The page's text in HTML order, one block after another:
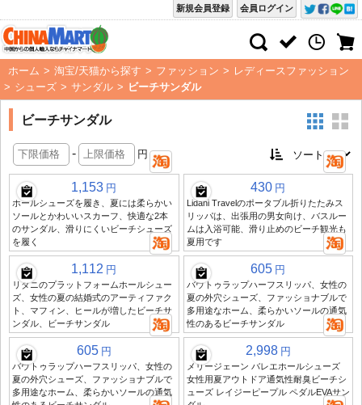
会員ログイン
新規会員登録
ホーム > 淘宝/天猫から探す > ファッション > レディースファッション
> シューズ > サンダル > ビーチサンダル
ビーチサンダル
- 円
1,153 円
ホールシューズを履き、夏には柔らかい
ソールとかわいいスカーフ、快適な2本
のサンダル、滑りにくいビーチシューズ
を履く
430 円
Lidani Travelのポータブル折りたたみス
リッパは、出張用の男女向け、バスルー
ムは入浴可能、滑り止めのビーチ観光も
夏用です
1,112 円
リダニのプラットフォームホールシュー
ズ、女性の夏の結婚式のアーティファク
ト、マフィン、ヒールが増したビーチサ
ンダル、ビーチサンダル
605 円
バウトゥラップハーフスリッパ、女性の
夏の外穴シューズ、ファッショナブルで
多用途なホーム、柔らかいソールの通気
性のあるビーチサンダル
605 円
バウトゥラップハーフスリッパ、女性の
夏の外穴シューズ、ファッショナブルで
多用途なホーム、柔らかいソールの通気
2,998 円
メリージェーン バレエホールシューズ
女性用夏アウトドア通気性耐臭ビーチシ
ューズ レイジーピープル ペダルEVAサン